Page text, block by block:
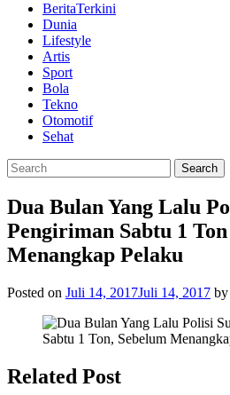
BeritaTerkini
Dunia
Lifestyle
Artis
Sport
Bola
Tekno
Otomotif
Sehat
Dua Bulan Yang Lalu
Pengiriman Sabtu 1
Menangkap Pelaku
Posted on Juli 14, 2017Juli 14, 2017 by
Related Post